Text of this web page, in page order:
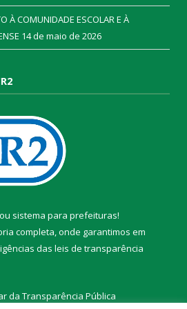
À COMUNIDADE ESCOLAR E À
14 de maio de 2026
ou sistema para prefeituras!
completa, onde garantimos em
das leis de transparência
da Transparência Pública